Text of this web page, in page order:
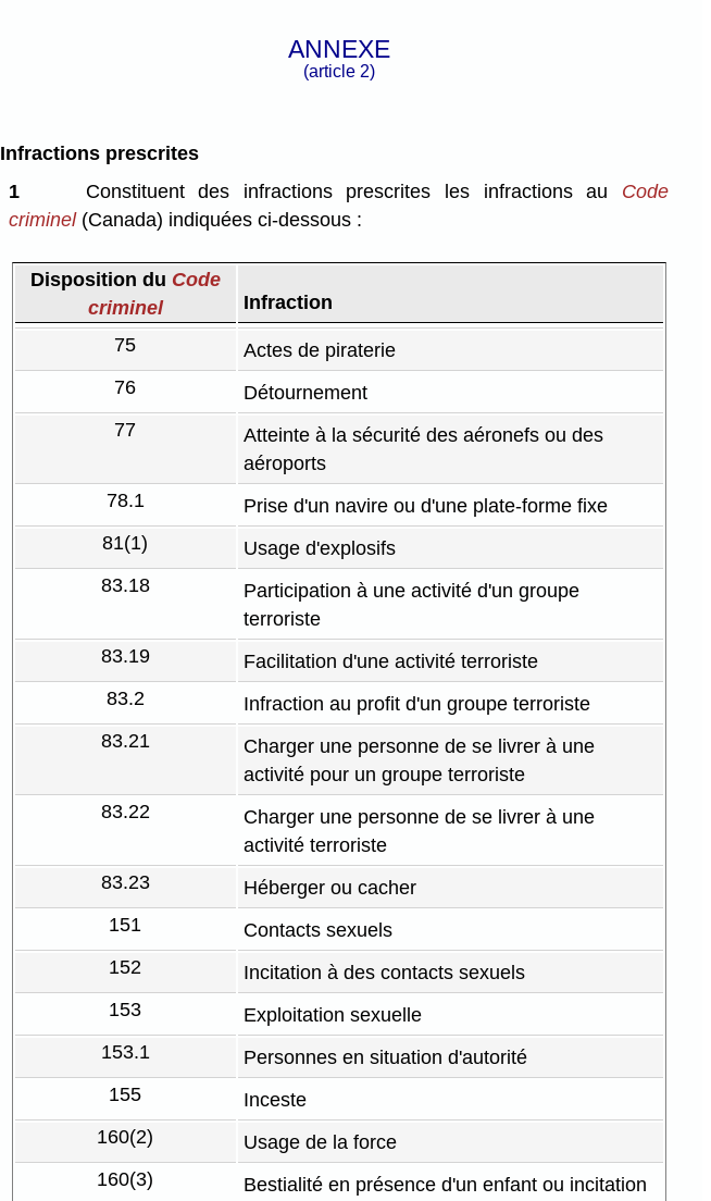
ANNEXE
(article 2)
Infractions prescrites
1
Constituent des infractions prescrites les infractions au Code
criminel(Canada) indiquées ci-dessous :
Disposition du Code
criminel
Infraction
75
Actes de piraterie
76
Détournement
77
Atteinte à la sécurité des aéronefs ou des
aéroports
78.1
Prise d'un navire ou d'une plate-forme fixe
81(1)
Usage d'explosifs
83.18
Participation à une activité d'un groupe
terroriste
83.19
Facilitation d'une activité terroriste
83.2
Infraction au profit d'un groupe terroriste
83.21
Charger une personne de se livrer à une
activité pour un groupe terroriste
83.22
Charger une personne de se livrer à une
activité terroriste
83.23
Héberger ou cacher
151
Contacts sexuels
152
Incitation à des contacts sexuels
153
Exploitation sexuelle
153.1
Personnes en situation d'autorité
155
Inceste
160(2)
Usage de la force
160(3)
Bestialité en présence d'un enfant ou incitation